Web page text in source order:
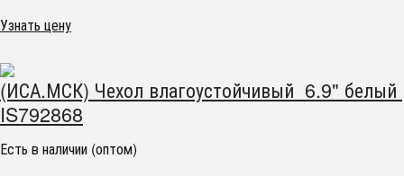
Узнать цену
(ИСА.МСК) Чехол влагоустойчивый 6.9" белый
IS792868
Есть в наличии (оптом)